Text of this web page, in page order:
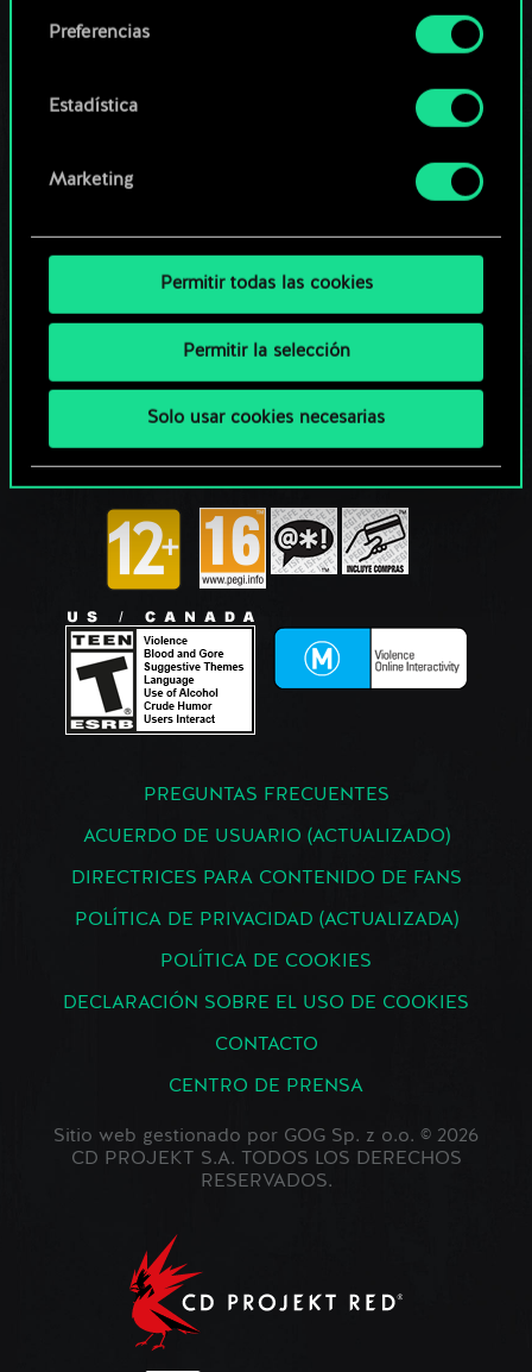
preferencias al respecto en el menú «Ajustes» de
Preferencias
Estadística
Marketing
Permitir todas las cookies
Permitir la selección
Solo usar cookies necesarias
MANTENTE CONECTADO
PREGUNTAS FRECUENTES
ACUERDO DE USUARIO (ACTUALIZADO)
DIRECTRICES PARA CONTENIDO DE FANS
POLÍTICA DE PRIVACIDAD (ACTUALIZADA)
POLÍTICA DE COOKIES
DECLARACIÓN SOBRE EL USO DE COOKIES
CONTACTO
CENTRO DE PRENSA
Sitio web gestionado por GOG Sp. z o.o. © 2026
CD PROJEKT S.A. TODOS LOS DERECHOS
RESERVADOS.